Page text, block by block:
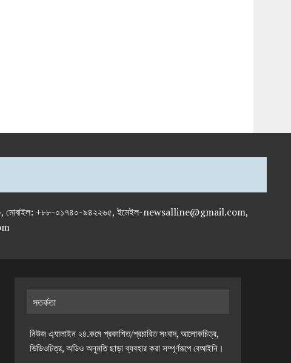
মোবাইল: +৮৮-০১৭৪০-৯৪২২৬৫, ইমেইল-newsalline@gmail.com,
সতর্কতা
নিউজ এ্যালাইন ২৪.কমে প্রকাশিত/প্রচারিত সংবাদ, আলোকচিত্র,
ভিডিওচিত্র, অডিও অনুমতি ছাড়া ব্যবহার করা সম্পূর্ণরূপে বেআইনি।